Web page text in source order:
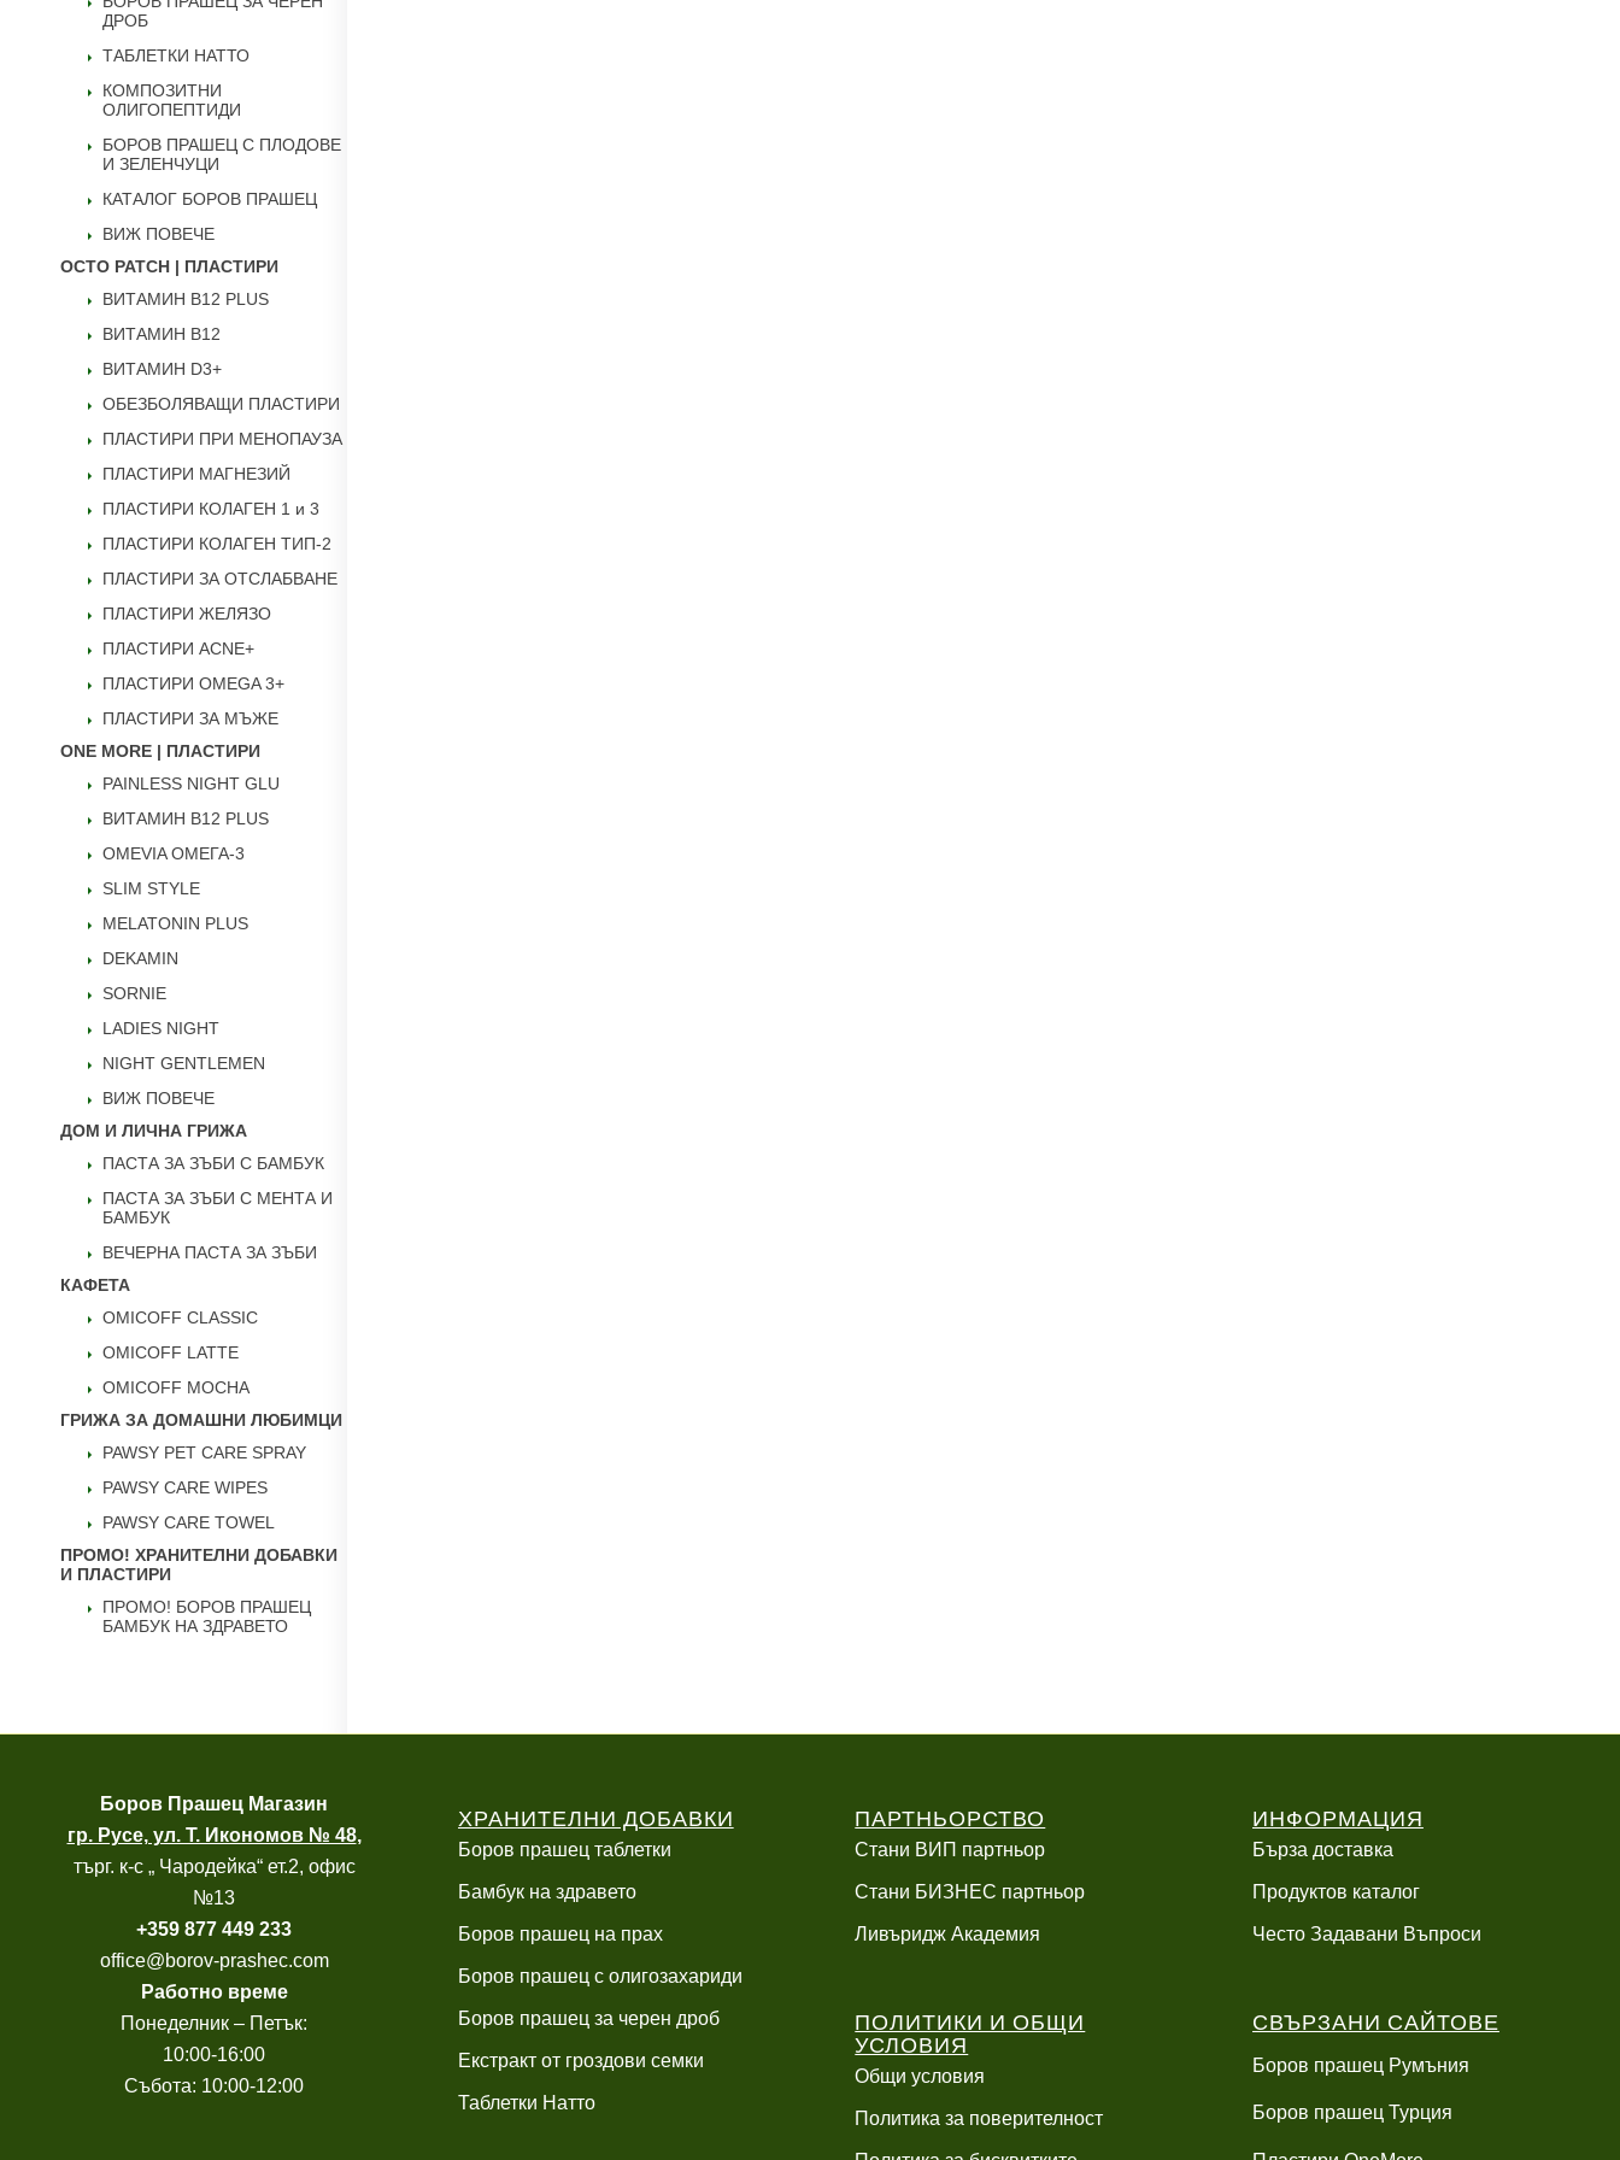
ДРОБ
ТАБЛЕТКИ НАТТО
КОМПОЗИТНИ
ОЛИГОПЕПТИДИ
БОРОВ ПРАШЕЦ С ПЛОДОВЕ
И ЗЕЛЕНЧУЦИ
КАТАЛОГ БОРОВ ПРАШЕЦ
ВИЖ ПОВЕЧЕ
OCTO PATCH | ПЛАСТИРИ
ВИТАМИН B12 PLUS
ВИТАМИН B12
ВИТАМИН D3+
ОБЕЗБОЛЯВАЩИ ПЛАСТИРИ
ПЛАСТИРИ ПРИ МЕНОПАУЗА
ПЛАСТИРИ МАГНЕЗИЙ
ПЛАСТИРИ КОЛАГЕН 1 и 3
ПЛАСТИРИ КОЛАГЕН ТИП-2
ПЛАСТИРИ ЗА ОТСЛАБВАНЕ
ПЛАСТИРИ ЖЕЛЯЗО
ПЛАСТИРИ ACNE+
ПЛАСТИРИ OMEGA 3+
ПЛАСТИРИ ЗА МЪЖЕ
ONE MORE | ПЛАСТИРИ
PAINLESS NIGHT GLU
ВИТАМИН B12 PLUS
ОMEVIA ОМЕГА-3
SLIM STYLE
MELATONIN PLUS
DEKAMIN
SORNIE
LADIES NIGHT
NIGHT GENTLEMEN
ВИЖ ПОВЕЧЕ
ДОМ И ЛИЧНА ГРИЖА
ПАСТА ЗА ЗЪБИ С БАМБУК
ПАСТА ЗА ЗЪБИ С МЕНТА И
БАМБУК
ВЕЧЕРНА ПАСТА ЗА ЗЪБИ
КАФЕТА
OMICOFF CLASSIC
OMICOFF LATTE
OMICOFF MOCHA
ГРИЖА ЗА ДОМАШНИ ЛЮБИМЦИ
PAWSY PET CARE SPRAY
PAWSY CARE WIPES
PAWSY CARE TOWEL
ПРОМО! ХРАНИТЕЛНИ ДОБАВКИ
И ПЛАСТИРИ
ПРОМО! БОРОВ ПРАШЕЦ
БАМБУК НА ЗДРАВЕТО
Боров Прашец Магазин
гр. Русе, ул. Т. Икономов № 48,
търг. к-с „ Чародейка“ ет.2, офис
№13
+359 877 449 233
office@borov-prashec.com
Работно време
Понеделник – Петък:
10:00-16:00
Събота: 10:00-12:00
ХРАНИТЕЛНИ ДОБАВКИ
Боров прашец таблетки
Бамбук на здравето
Боров прашец на прах
Боров прашец с олигозахариди
Боров прашец за черен дроб
Екстракт от гроздови семки
Таблетки Натто
ПАРТНЬОРСТВО
Стани ВИП партньор
Стани БИЗНЕС партньор
Ливъридж Академия
ПОЛИТИКИ И ОБЩИ
УСЛОВИЯ
Общи условия
Политика за поверителност
ИНФОРМАЦИЯ
Бърза доставка
Продуктов каталог
Често Задавани Въпроси
СВЪРЗАНИ САЙТОВЕ
Боров прашец Румъния
Боров прашец Турция